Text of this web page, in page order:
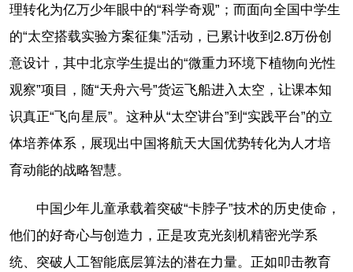
理转化为亿万少年眼中的“科学奇观”；而面向全国中学生
的“太空搭载实验方案征集”活动，已累计收到2.8万份创
意设计，其中北京学生提出的“微重力环境下植物向光性
观察”项目，随“天舟六号”货运飞船进入太空，让课本知
识真正“飞向星辰”。这种从“太空讲台”到“实践平台”的立
体培养体系，展现出中国将航天大国优势转化为人才培
育动能的战略智慧。
中国少年儿童承载着突破“卡脖子”技术的历史使命，
他们的好奇心与创造力，正是攻克光刻机精密光学系
统、突破人工智能底层算法的潜在力量。正如叩击教育